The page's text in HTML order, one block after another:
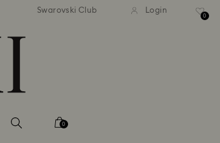
wysyłka dla
420 PLN
Bezpłatna standardowa
zamówień powyżej 420
Swarovski Club Login
0
0